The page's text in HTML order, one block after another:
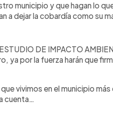
municipio y que hagan lo
a dejar la cobardía como su
DE IMPACTO
ya por la fuerza harán que
vivimos en el municipio
cuenta…